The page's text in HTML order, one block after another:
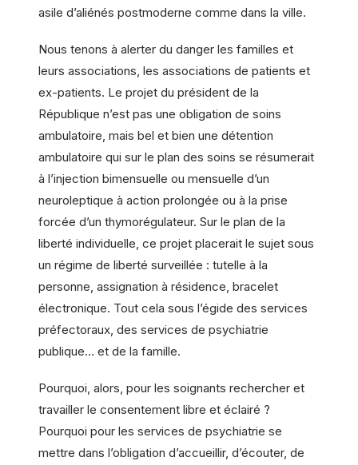
asile d’aliénés postmoderne comme dans la ville.
Nous tenons à alerter du danger les familles et
leurs associations, les associations de patients et
ex-patients. Le projet du président de la
République n’est pas une obligation de soins
ambulatoire, mais bel et bien une détention
ambulatoire qui sur le plan des soins se résumerait
à l’injection bimensuelle ou mensuelle d’un
neuroleptique à action prolongée ou à la prise
forcée d’un thymorégulateur. Sur le plan de la
liberté individuelle, ce projet placerait le sujet sous
un régime de liberté surveillée : tutelle à la
personne, assignation à résidence, bracelet
électronique. Tout cela sous l’égide des services
préfectoraux, des services de psychiatrie
publique… et de la famille.
Pourquoi, alors, pour les soignants rechercher et
travailler le consentement libre et éclairé ?
Pourquoi pour les services de psychiatrie se
mettre dans l’obligation d’accueillir, d’écouter, de